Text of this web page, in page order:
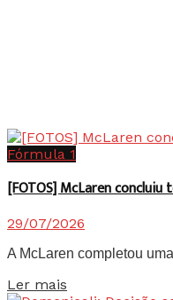
Fórmula 1
[FOTOS] McLaren
29/07/2026
A McLaren completou
Ler mais